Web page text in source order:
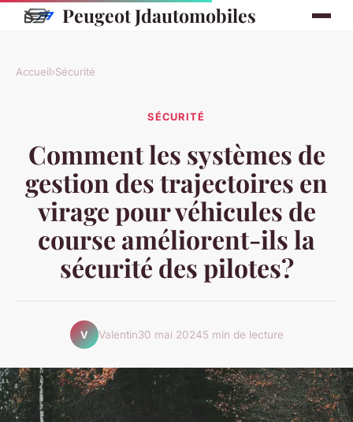
Peugeot Jdautomobiles
Accueil›Sécurité
SÉCURITÉ
Comment les systèmes de
gestion des trajectoires en
virage pour véhicules de
course améliorent-ils la
sécurité des pilotes?
V Valentin30 mai 20245 min de lecture